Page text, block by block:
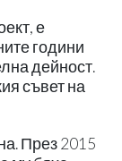
е
години
дейност.
съвет на
През 2015